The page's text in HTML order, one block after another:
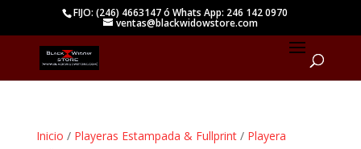
FIJO: (246) 4663147 ó Whats App: 246 142 0970
ventas@blackwidowstore.com
Inicio / Playeras Estampada & Fullprint/ Playera